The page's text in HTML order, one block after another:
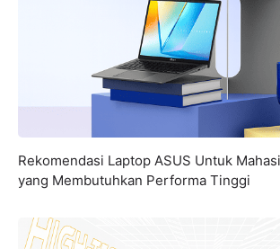
Rekomendasi Laptop ASUS Untuk
yang Membutuhkan Performa Tinggi